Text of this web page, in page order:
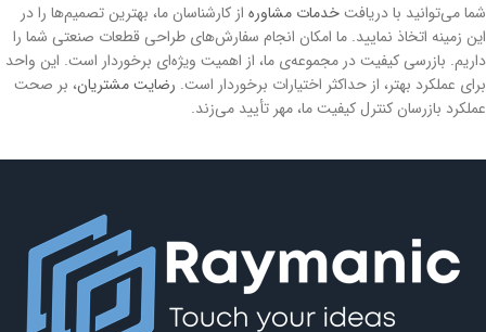
شما می‌توانید با دریافتخدمات مشاوره از کارشناسان ما، بهترین تصمیم‌ها را در
این زمینه اتخاذ نمایید. ما امکان انجام سفارش‌های طراحی قطعات صنعتی شما را
داریم. بازرسی کیفیت در مجموعه‌ی ما، از اهمیت ویژه‌ای برخوردار است. این واحد
برای عملکرد بهتر، از حداکثر اختیارات برخوردار است. رضایت مشتریان، بر صحت
عملکرد بازرسان کنترل کیفیت ما، مهر تأیید می‌زند.